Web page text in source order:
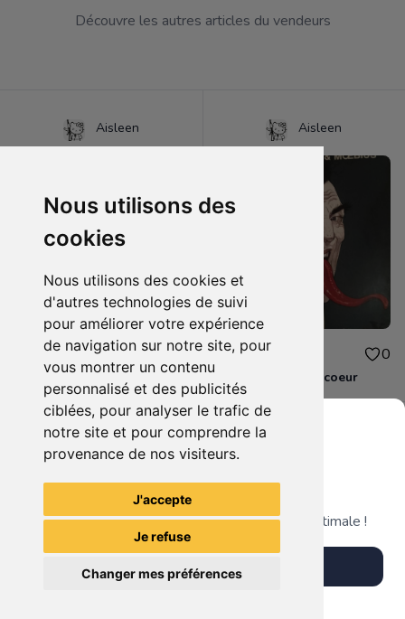
Nous utilisons des
cookies
Nous utilisons des cookies et
d'autres technologies de suivi
pour améliorer votre expérience
de navigation sur notre site, pour
vous montrer un contenu
personnalisé et des publicités
ciblées, pour analyser le trafic de
notre site et pour comprendre la
provenance de nos visiteurs.
J'accepte
Je refuse
Changer mes préférences
Découvre les autres articles du vendeurs
Aisleen
65.00€ 0
Aquelarre
Aisleen
42.00€ 0
La folle du sacré coeur
Voir tous les articles du vendeur
Grenier du Geek
Télécharge notre app pour une expérience optimale !
Télécharger l'app